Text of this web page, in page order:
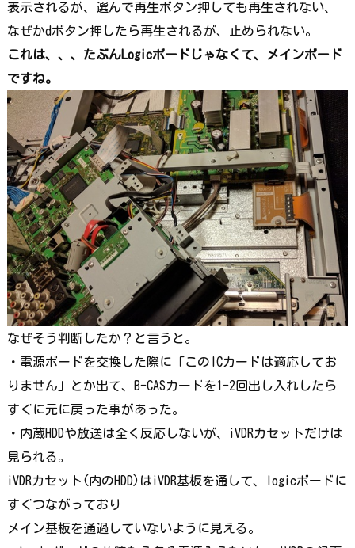
表示されるが、選んで再生ボタン押しても再生されない、
なぜかdボタン押したら再生されるが、止められない。
これは、、、たぶんLogicボードじゃなくて、メインボード
ですね。
なぜそう判断したか？と言うと。
・電源ボードを交換した際に「このICカードは適応してお
りません」とか出て、B-CASカードを1-2回出し入れしたら
すぐに元に戻った事があった。
・内蔵HDDや放送は全く反応しないが、iVDRカセットだけは
見られる。
iVDRカセット(内のHDD)はiVDR基板を通して、logicボードに
すぐつながっており
メイン基板を通過していないように見える。